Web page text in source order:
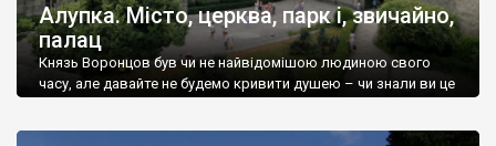
Алупка. Місто, церква, парк і, звичайно,
палац
Князь Воронцов був чи не найвідомішою людиною свого
часу, але давайте не будемо кривити душею – чи знали ви це